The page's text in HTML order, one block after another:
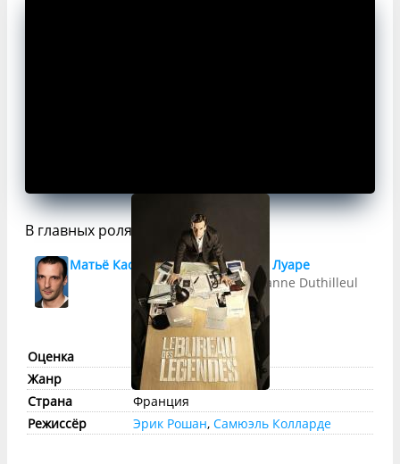
В главных ролях
Матьё Кассовиц
Флоранс Луаре
Marie-Jeanne Duthilleul
Оценка imdb:8.7КП:8.2
Жанр
триллер,драма
Страна
Франция
Режиссёр
Эрик Рошан, Самюэль Колларде